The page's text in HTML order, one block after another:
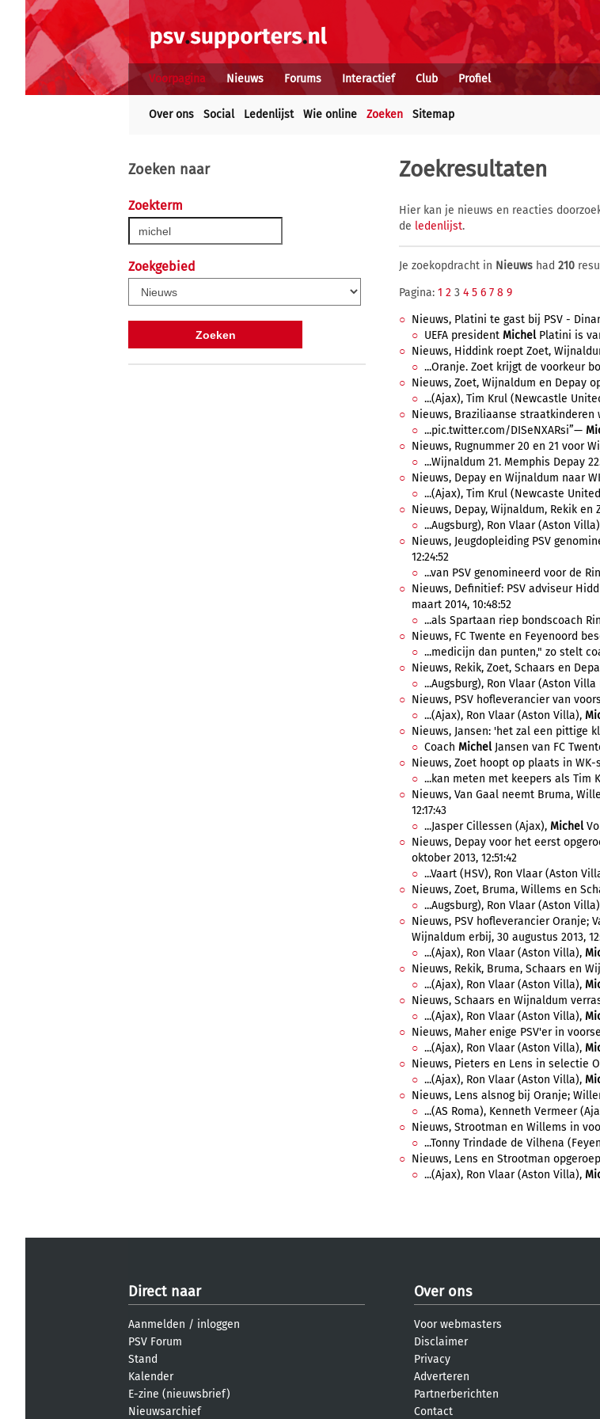
Voorpagina Nieuws Forums Interactief Club Profiel
Over ons Social Ledenlijst Wie online Zoeken Sitemap
Zoeken naar
Zoekterm
Zoekgebied
Zoekresultaten
Hier kan je nieuws en reacties
de ledenlijst.
Je zoekopdracht in Nieuws had 210
Pagina: 1 2 3 4 5 6 7 8 9
Nieuws, Platini te gast bij PSV -
UEFA president MichelPlatini is
Nieuws, Hiddink roept Zoet,
...Oranje. Zoet krijgt de voorkeur
Nieuws, Zoet, Wijnaldum en Depay
...(Ajax), Tim Krul (Newcastle
Nieuws, Braziliaanse straatkinderen
...pic.twitter.com/DISeNXARsi”—
Nieuws, Rugnummer 20 en 21 voor
...Wijnaldum 21. Memphis Depay
Nieuws, Depay en Wijnaldum naar
...(Ajax), Tim Krul (Newcaste
Nieuws, Depay, Wijnaldum, Rekik en
...Augsburg), Ron Vlaar (Aston
Nieuws, Jeugdopleiding PSV
12:24:52
...van PSV genomineerd voor de
Nieuws, Definitief: PSV adviseur
maart 2014, 10:48:52
...als Spartaan riep bondscoach
Nieuws, FC Twente en Feyenoord
...medicijn dan punten," zo stelt
Nieuws, Rekik, Zoet, Schaars en
...Augsburg), Ron Vlaar (Aston Villa
Nieuws, PSV hofleverancier van
...(Ajax), Ron Vlaar (Aston Villa),
Nieuws, Jansen: 'het zal een pittige
Coach MichelJansen van FC
Nieuws, Zoet hoopt op plaats in WK-
...kan meten met keepers als Tim
Nieuws, Van Gaal neemt Bruma,
12:17:43
...Jasper Cillessen (Ajax), Michel
Nieuws, Depay voor het eerst
oktober 2013, 12:51:42
...Vaart (HSV), Ron Vlaar (Aston
Nieuws, Zoet, Bruma, Willems en
...Augsburg), Ron Vlaar (Aston
Nieuws, PSV hofleverancier Oranje;
Wijnaldum erbij, 30 augustus 2013,
...(Ajax), Ron Vlaar (Aston Villa),
Nieuws, Rekik, Bruma, Schaars en
...(Ajax), Ron Vlaar (Aston Villa),
Nieuws, Schaars en Wijnaldum
...(Ajax), Ron Vlaar (Aston Villa),
Nieuws, Maher enige PSV'er in
...(Ajax), Ron Vlaar (Aston Villa),
Nieuws, Pieters en Lens in selectie
...(Ajax), Ron Vlaar (Aston Villa),
Nieuws, Lens alsnog bij Oranje;
...(AS Roma), Kenneth Vermeer
Nieuws, Strootman en Willems in
...Tonny Trindade de Vilhena
Nieuws, Lens en Strootman
...(Ajax), Ron Vlaar (Aston Villa),
Direct naar
Aanmelden / inloggen
PSV Forum
Stand
Kalender
E-zine (nieuwsbrief)
Nieuwsarchief
Over ons
Voor webmasters
Disclaimer
Privacy
Adverteren
Partnerberichten
Contact